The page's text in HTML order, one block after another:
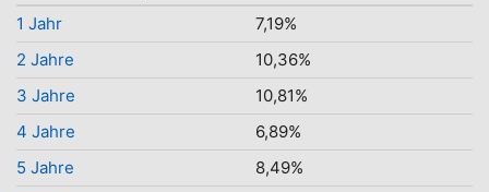
1 Jahr
7,19%
2 Jahre
10,36%
3 Jahre
10,81%
4 Jahre
6,89%
5 Jahre
8,49%